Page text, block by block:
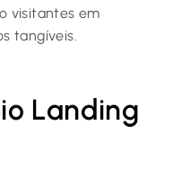
visitantes em
tangíveis.
Landing